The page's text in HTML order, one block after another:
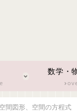
数学・
間図形、空間の方程式